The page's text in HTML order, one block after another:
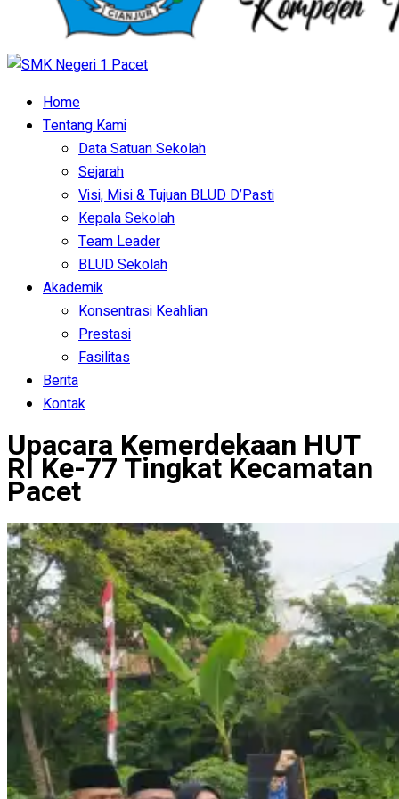
Home
Tentang Kami
Data Satuan Sekolah
Sejarah
Visi, Misi & Tujuan BLUD D’Pasti
Kepala Sekolah
Team Leader
BLUD Sekolah
Akademik
Konsentrasi Keahlian
Prestasi
Fasilitas
Berita
Kontak
Upacara Kemerdekaan HUT
RI Ke-77 Tingkat Kecamatan
Pacet